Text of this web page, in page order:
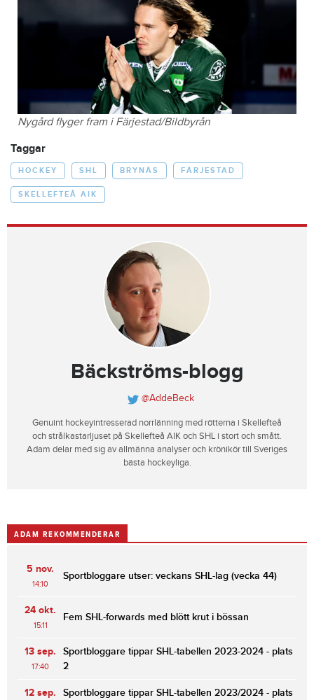
Nygård flyger fram i Färjestad/Bildbyrån
Taggar
HOCKEY SHL BRYNÄS FÄRJESTAD
SKELLEFTEÅ AIK
Bäckströms-blogg
@AddeBeck
Genuint hockeyintresserad norrlänning med rötterna i Skellefteå
och strålkastarljuset på Skellefteå AIK och SHL i stort och smått.
Adam delar med sig av allmänna analyser och krönikör till Sveriges
bästa hockeyliga.
ADAM REKOMMENDERAR
5 nov.
14:10
Sportbloggare utser: veckans SHL-lag (vecka 44)
24 okt.
15:11
Fem SHL-forwards med blött krut i bössan
13 sep.
17:40
Sportbloggare tippar SHL-tabellen 2023-2024 - plats
2
12 sep.
Sportbloggare tippar SHL-tabellen 2023/2024 - plats